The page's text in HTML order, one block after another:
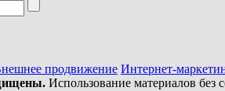
продвижение Интернет-
Использование материалов без